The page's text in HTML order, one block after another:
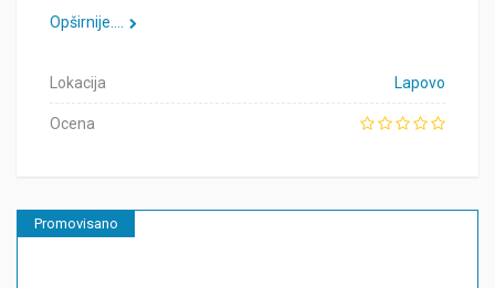
Opširnije....
Lokacija Lapovo
Ocena
Promovisano